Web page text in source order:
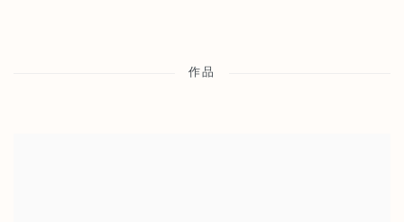
作品